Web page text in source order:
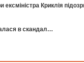
ексміністра Криклія
в скандал…